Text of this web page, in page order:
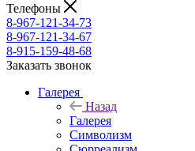
Телефоны
8-967-121-34-73
8-967-121-34-67
8-915-159-48-68
Заказать звонок
Галерея
Назад
Галерея
Символизм